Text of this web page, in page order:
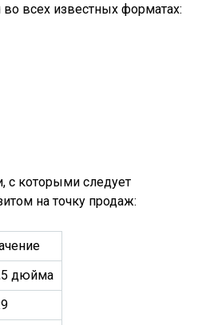
всех известных форматах:
с которыми следует
на точку продаж:
дюйма